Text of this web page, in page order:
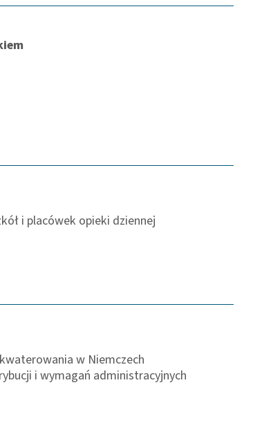
i placówek opieki dziennej
w Niemczech
i wymagań administracyjnych